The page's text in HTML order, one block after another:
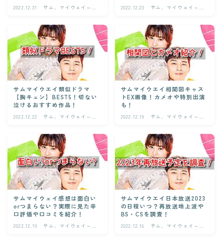
2022.12.31
サム、マイウェイ～恋
2022.12.23
サム、マイウェイ～恋
サムマイウエイ類似ドラマ
【胸キュン】BEST5！切ない
泣けるおすすめ作品！
2022.12.22
サム、マイウェイ～恋
サムマイウエイ相関図キャス
トEX画像！カメオや特別出演
も！
2022.12.19
サム、マイウェイ～恋
サムマイウェイ感想は面白い
orつまらない？実際に見た辛
口評価や口コミを紹介！
2022.12.19
サム、マイウェイ～恋
サムマイウエイ日本放送2023
の日程いつ？再放送地上波や
BS・CSを調査！
2022.12.16
サム、マイウェイ～恋